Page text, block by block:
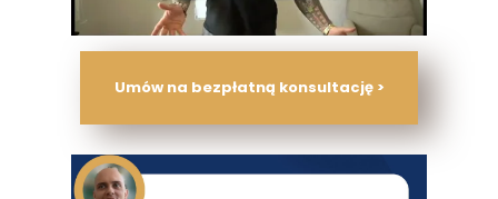
Umów na bezpłatną konsultację >